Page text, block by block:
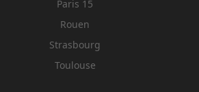
Paris 15
Rouen
Strasbourg
Toulouse